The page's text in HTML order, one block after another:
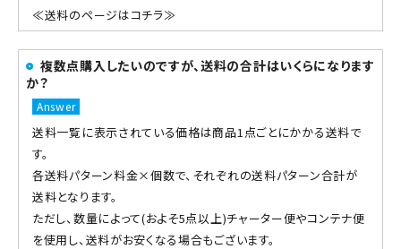
≪送料のページはコチラ≫
複数点購入したいのですが、送料の合計はいくらになります
か？
送料一覧に表示されている価格は商品1点ごとにかかる送料で
す。
各送料パターン料金×個数で、それぞれの送料パターン合計が
送料となります。
ただし、数量によって(およそ5点以上)チャーター便やコンテナ便
を使用し、送料がお安くなる場合もございます。